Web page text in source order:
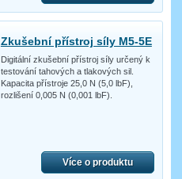
Zkušební přístroj síly M5-5E
Digitální zkušební přístroj síly určený k
testování tahových a tlakových sil.
Kapacita přístroje 25,0 N (5,0 lbF),
rozlišení 0,005 N (0,001 lbF).
Více o produktu